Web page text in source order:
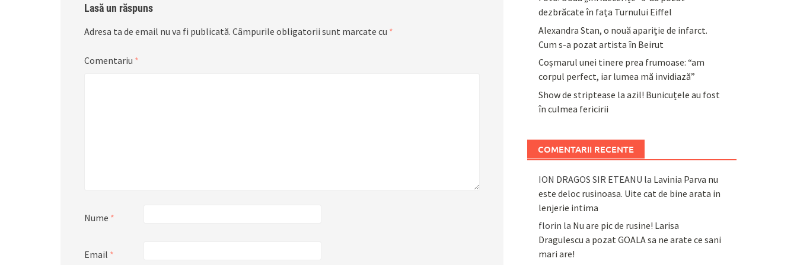
Lasă un răspuns
Adresa ta de email nu va fi publicată. Câmpurile obligatorii sunt marcate cu *
Comentariu *
Nume *
Email *
dezbrăcate în fața Turnului Eiffel
Alexandra Stan, o nouă apariție de infarct.
Cum s-a pozat artista în Beirut
Coșmarul unei tinere prea frumoase: “am
corpul perfect, iar lumea mă invidiază”
Show de striptease la azil! Bunicuțele au fost
în culmea fericirii
COMENTARII RECENTE
ION DRAGOS SIR ETEANU la Lavinia Parva nu
este deloc rusinoasa. Uite cat de bine arata in
lenjerie intima
florin la Nu are pic de rusine! Larisa
Dragulescu a pozat GOALA sa ne arate ce sani
mari are!